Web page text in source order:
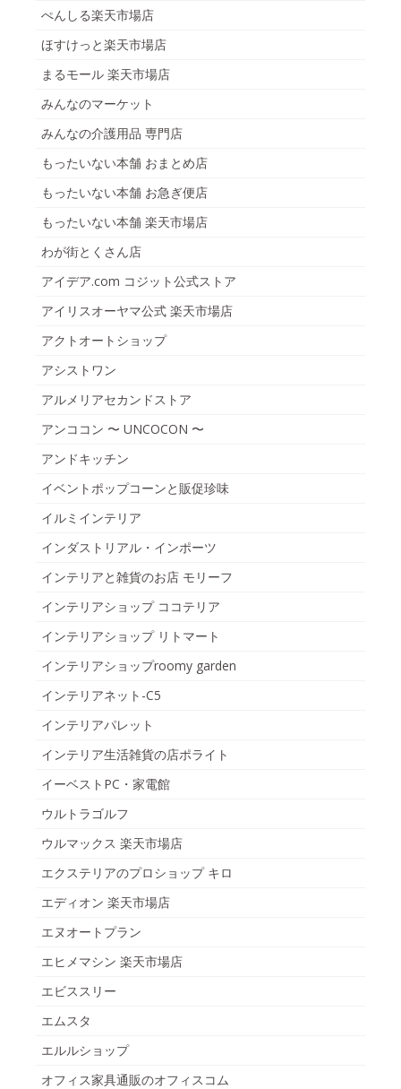
ぺんしる楽天市場店
ほすけっと楽天市場店
まるモール 楽天市場店
みんなのマーケット
みんなの介護用品 専門店
もったいない本舗 おまとめ店
もったいない本舗 お急ぎ便店
もったいない本舗 楽天市場店
わが街とくさん店
アイデア.com コジット公式ストア
アイリスオーヤマ公式 楽天市場店
アクトオートショップ
アシストワン
アルメリアセカンドストア
アンココン 〜 UNCOCON 〜
アンドキッチン
イベントポップコーンと販促珍味
イルミインテリア
インダストリアル・インポーツ
インテリアと雑貨のお店 モリーフ
インテリアショップ ココテリア
インテリアショップ リトマート
インテリアショップroomy garden
インテリアネット-C5
インテリアパレット
インテリア生活雑貨の店ポライト
イーベストPC・家電館
ウルトラゴルフ
ウルマックス 楽天市場店
エクステリアのプロショップ キロ
エディオン 楽天市場店
エヌオートプラン
エヒメマシン 楽天市場店
エビススリー
エムスタ
エルルショップ
オフィス家具通販のオフィスコム